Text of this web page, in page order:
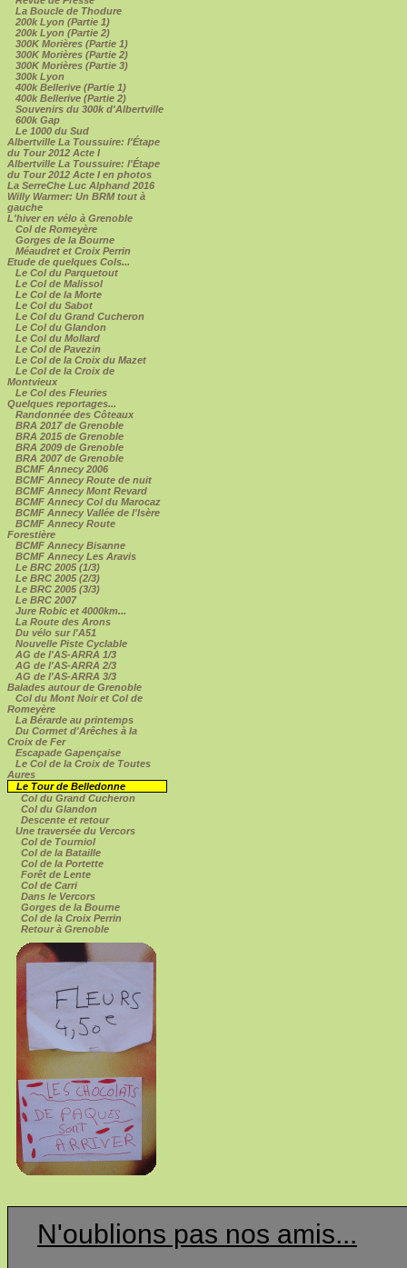
La Boucle de Thodure
200k Lyon (Partie 1)
200k Lyon (Partie 2)
300K Morières (Partie 1)
300K Morières (Partie 2)
300K Morières (Partie 3)
300k Lyon
400k Bellerive (Partie 1)
400k Bellerive (Partie 2)
Souvenirs du 300k d'Albertville
600k Gap
Le 1000 du Sud
Albertville La Toussuire: l'Étape
du Tour 2012 Acte I
Albertville La Toussuire: l'Étape
du Tour 2012 Acte I en photos
La SerreChe Luc Alphand 2016
Willy Warmer: Un BRM tout à
gauche
L'hiver en vélo à Grenoble
Col de Romeyère
Gorges de la Bourne
Méaudret et Croix Perrin
Etude de quelques Cols...
Le Col du Parquetout
Le Col de Malissol
Le Col de la Morte
Le Col du Sabot
Le Col du Grand Cucheron
Le Col du Glandon
Le Col du Mollard
Le Col de Pavezin
Le Col de la Croix du Mazet
Le Col de la Croix de
Montvieux
Le Col des Fleuries
Quelques reportages...
Randonnée des Côteaux
BRA 2017 de Grenoble
BRA 2015 de Grenoble
BRA 2009 de Grenoble
BRA 2007 de Grenoble
BCMF Annecy 2006
BCMF Annecy Route de nuit
BCMF Annecy Mont Revard
BCMF Annecy Col du Marocaz
BCMF Annecy Vallée de l'Isère
BCMF Annecy Route
Forestière
BCMF Annecy Bisanne
BCMF Annecy Les Aravis
Le BRC 2005 (1/3)
Le BRC 2005 (2/3)
Le BRC 2005 (3/3)
Le BRC 2007
Jure Robic et 4000km...
La Route des Arons
Du vélo sur l'A51
Nouvelle Piste Cyclable
AG de l'AS-ARRA 1/3
AG de l'AS-ARRA 2/3
AG de l'AS-ARRA 3/3
Balades autour de Grenoble
Col du Mont Noir et Col de
Romeyère
La Bérarde au printemps
Du Cormet d'Arêches à la
Croix de Fer
Escapade Gapençaise
Le Col de la Croix de Toutes
Aures
Le Tour de Belledonne
Col du Grand Cucheron
Col du Glandon
Descente et retour
Une traversée du Vercors
Col de Tourniol
Col de la Bataille
Col de la Portette
Forêt de Lente
Col de Carri
Dans le Vercors
Gorges de la Bourne
Col de la Croix Perrin
Retour à Grenoble
N'oublions pas nos amis...